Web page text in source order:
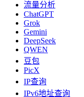
流量分析
ChatGPT
Grok
Gemini
DeepSeek
QWEN
豆包
PicX
IP查询
IPv6地址查询